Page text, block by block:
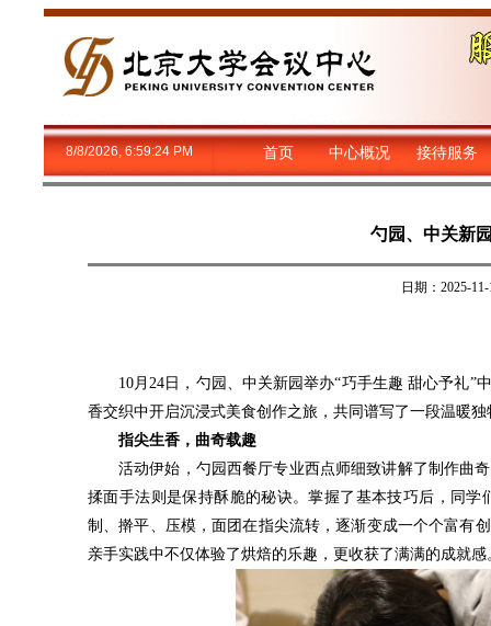
8/8/2026, 6:59:25 PM 首页 中心概况 接待服务
勺园、中关新
日期：2025-
10月24日，勺园、中关新园举办“巧手生趣 甜心予礼
香交织中开启沉浸式美食创作之旅，共同谱写了一段温暖
指尖生香，曲奇载趣
活动伊始，勺园西餐厅专业西点师细致讲解了制作曲
揉面手法则是保持酥脆的秘诀。掌握了基本技巧后，同
制、擀平、压模，面团在指尖流转，逐渐变成一个个富有
亲手实践中不仅体验了烘焙的乐趣，更收获了满满的成就感